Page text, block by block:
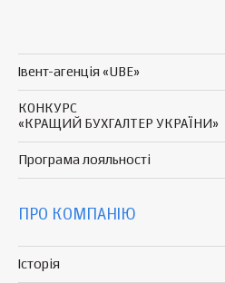
Івент-агенція «UBE»
КОНКУРС
«КРАЩИЙ БУХГАЛТЕР УКРАЇНИ»
Програма лояльності
ПРО КОМПАНІЮ
Історія